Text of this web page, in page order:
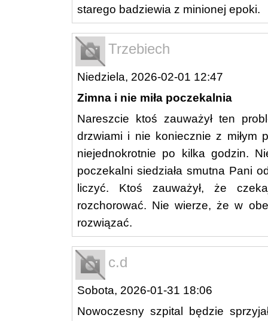
starego badziewia z minionej epoki.
Trzebiech
Niedziela, 2026-02-01 12:47
Zimna i nie miła poczekalnia
Nareszcie ktoś zauważył ten
drzwiami i nie koniecznie z miłym
niejednokrotnie po kilka godzin.
poczekalni siedziała smutna Pani
liczyć. Ktoś zauważył, że
rozchorować. Nie wierze, że w
rozwiązać.
c.d
Sobota, 2026-01-31 18:06
Nowoczesny szpital będzie